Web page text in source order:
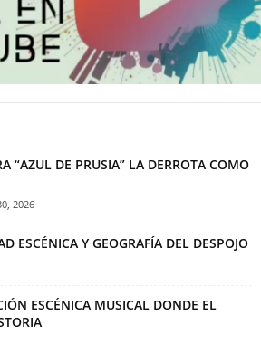
“AZUL DE PRUSIA” LA DERROTA COMO
2026
ESCÉNICA Y GEOGRAFÍA DEL DESPOJO
ESCÉNICA MUSICAL DONDE EL